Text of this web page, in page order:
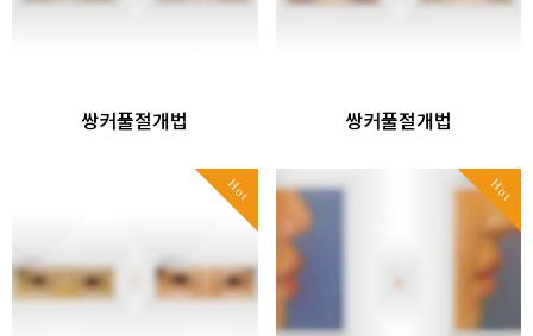
쌍커풀절개법 쌍커풀절개법
Hot Hot